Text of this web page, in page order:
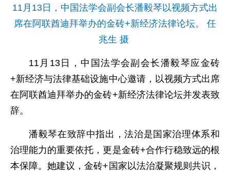
11月13日，中国法学会副会长潘毅琴以视频方式出
席在阿联酋迪拜举办的金砖+新经济法律论坛。 任
兆生 摄
11月13日，中国法学会副会长潘毅琴应金砖
+新经济与法律基础设施中心邀请，以视频方式出席
在阿联酋迪拜举办的金砖+新经济法律论坛并发表致
辞。
潘毅琴在致辞中指出，法治是国家治理体系和
治理能力的重要依托，更是金砖+合作行稳致远的根
本保障。她建议，金砖+国家以法治凝聚规则共识，